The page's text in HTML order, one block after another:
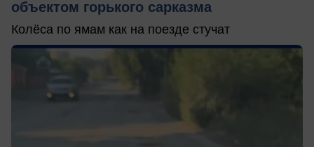
объектом горького сарказма
Колёса по ямам как на поезде стучат